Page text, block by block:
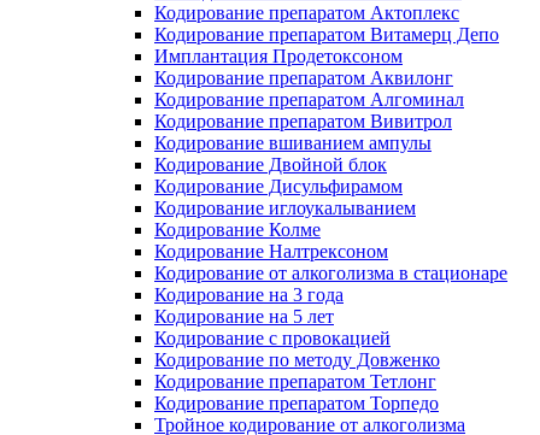
Кодирование препаратом Актоплекс
Кодирование препаратом Витамерц Депо
Имплантация Продетоксоном
Кодирование препаратом Аквилонг
Кодирование препаратом Алгоминал
Кодирование препаратом Вивитрол
Кодирование вшиванием ампулы
Кодирование Двойной блок
Кодирование Дисульфирамом
Кодирование иглоукалыванием
Кодирование Колме
Кодирование Налтрексоном
Кодирование от алкоголизма в стационаре
Кодирование на 3 года
Кодирование на 5 лет
Кодирование с провокацией
Кодирование по методу Довженко
Кодирование препаратом Тетлонг
Кодирование препаратом Торпедо
Тройное кодирование от алкоголизма